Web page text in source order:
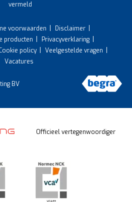
vermeld
voorwaarden
Disclaimer
producten
Privacyverklaring
policy
Veelgestelde vragen
Vacatures
BV
Officieel vertegenwoordiger